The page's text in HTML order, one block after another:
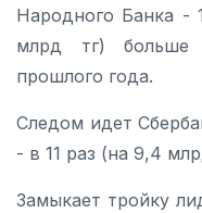
Народного Банка -
млрд тг)
прошлого года.
Следом идет
- в 11 раз (на 9,4
Замыкает тройку